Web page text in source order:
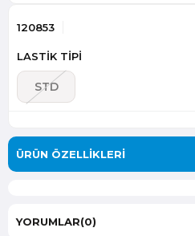
120853
LASTİK TİPİ
STD
ÜRÜN ÖZELLIKLERI
YORUMLAR(0)